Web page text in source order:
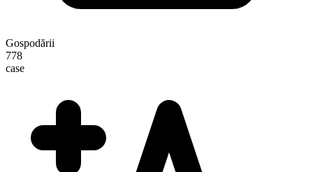
Gospodării
778
case